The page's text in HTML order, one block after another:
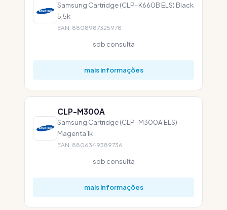
Samsung Cartridge (CLP-K660B ELS) Black
5,5k
EAN: 8808987325978
sob consulta
mais informações
CLP-M300A
Samsung Cartridge (CLP-M300A ELS)
Magenta 1k
EAN: 8806349389736
sob consulta
mais informações